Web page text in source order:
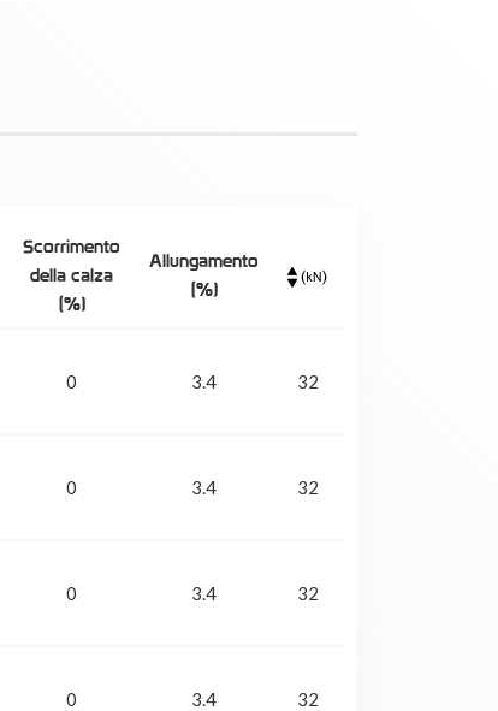
Scorrimento
della calza
(%)
Allungamento
(%)
0 3.4 32
0 3.4 32
0 3.4 32
0 3.4 32